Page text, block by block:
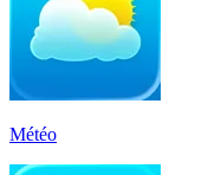
Météo